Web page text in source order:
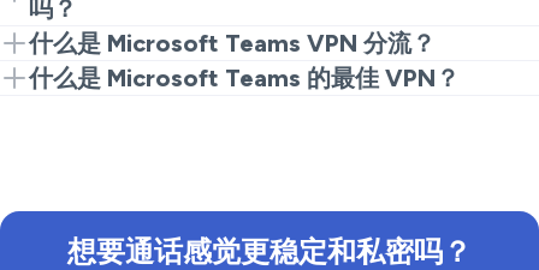
后重新加入通话。这是在 VPN Microsoft Teams 流量
感觉缓慢时最快的解决方法。
吗？
是的，这也是使用它的最佳理由之一。公共 Wi-Fi 是高
风险且通常不稳定的网络。VPN 加密您的连接，因此
Teams 聊天和登录更难被拦截。
什么是 Microsoft Teams VPN 分流？
这是一种设置，可以在保持其他应用程序保护的同时将
什么是 Microsoft Teams 的最佳 VPN？
想要通话感觉更稳定和私密吗？